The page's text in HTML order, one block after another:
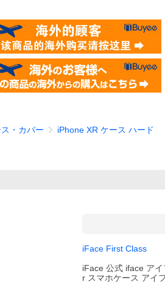
・カバー iPhone XR ケース ハード
iFace First Class
iFace 公式 iface ア
r スマホケース アイ